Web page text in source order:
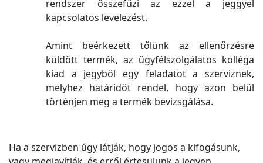
rendszer összefűzi az ezzel a jeggyel
kapcsolatos levelezést.
Amint beérkezett tőlünk az ellenőrzésre
küldött termék, az ügyfélszolgálatos kolléga
kiad a jegyből egy feladatot a szerviznek,
melyhez határidőt rendel, hogy azon belül
történjen meg a termék bevizsgálása.
Ha a szervizben úgy látják, hogy jogos a kifogásunk,